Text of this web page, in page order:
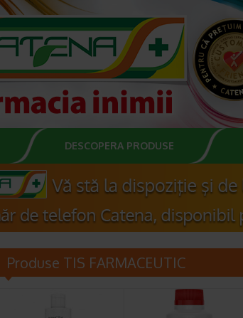
DESCOPERA PRODUSE
Produse TIS FARMACEUTIC